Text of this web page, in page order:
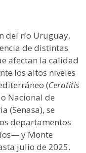
del río Uruguay,
de distintas
afectan la calidad
los altos niveles
(Ceratitis
Nacional de
(Senasa), se
departamentos
y Monte
julio de 2025.